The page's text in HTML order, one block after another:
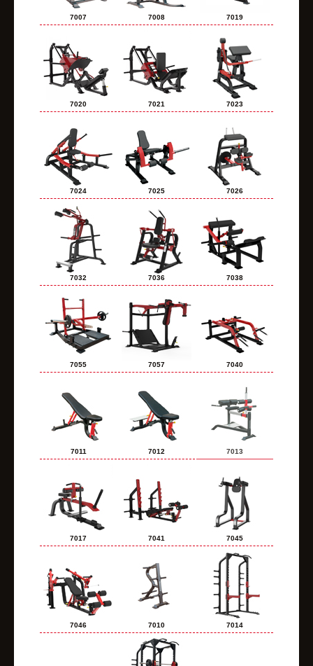
7007 7008 7019
7020 7021 7023
7024 7025 7026
7032 7036 7038
7055 7057 7040
7011 7012 7013
7017 7041 7045
7046 7010 7014